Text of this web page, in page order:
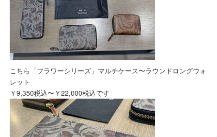
こちら「フラワーシリーズ」マルチケース〜ラウンドロングウォ
レット
￥9,350税込〜￥22,000税込です